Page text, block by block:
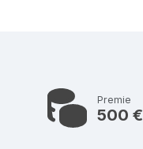
Premie
500 €